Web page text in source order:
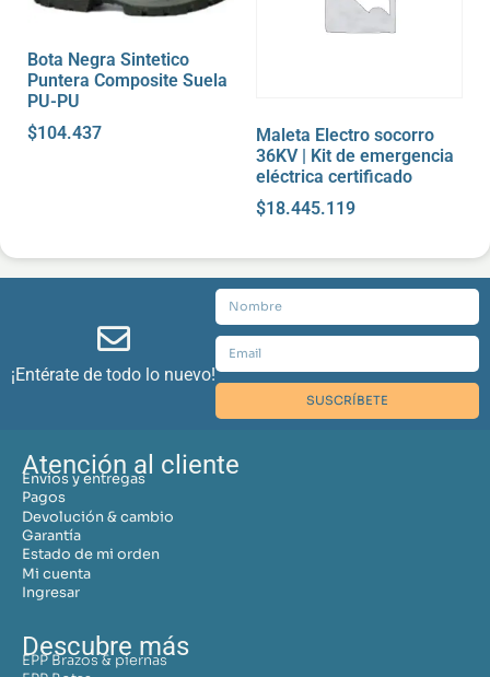
Bota Negra Sintetico
Puntera Composite Suela
PU-PU
$104.437
Maleta Electro socorro
36KV | Kit de emergencia
eléctrica certificado
$18.445.119
¡Entérate de todo lo nuevo!
SUSCRÍBETE
Atención al cliente
Envíos y entregas
Pagos
Devolución & cambio
Garantía
Estado de mi orden
Mi cuenta
Ingresar
Descubre más
EPP Brazos & piernas